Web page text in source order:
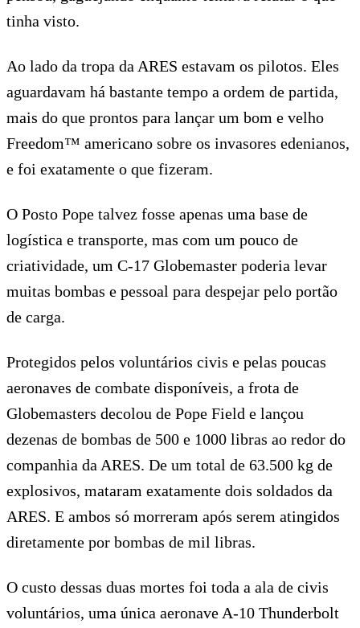
tinha visto.
Ao lado da tropa da ARES estavam os pilotos. Eles
aguardavam há bastante tempo a ordem de partida,
mais do que prontos para lançar um bom e velho
Freedom™ americano sobre os invasores edenianos,
e foi exatamente o que fizeram.
O Posto Pope talvez fosse apenas uma base de
logística e transporte, mas com um pouco de
criatividade, um C-17 Globemaster poderia levar
muitas bombas e pessoal para despejar pelo portão
de carga.
Protegidos pelos voluntários civis e pelas poucas
aeronaves de combate disponíveis, a frota de
Globemasters decolou de Pope Field e lançou
dezenas de bombas de 500 e 1000 libras ao redor do
companhia da ARES. De um total de 63.500 kg de
explosivos, mataram exatamente dois soldados da
ARES. E ambos só morreram após serem atingidos
diretamente por bombas de mil libras.
O custo dessas duas mortes foi toda a ala de civis
voluntários, uma única aeronave A-10 Thunderbolt